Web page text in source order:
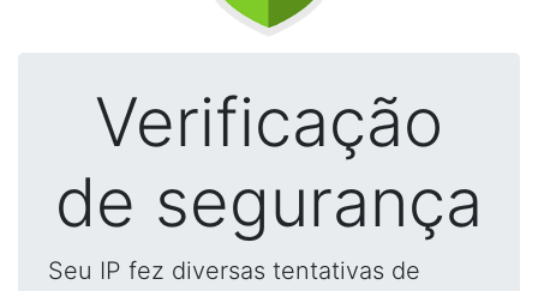
Verificação
de segurança
Seu IP fez diversas tentativas de